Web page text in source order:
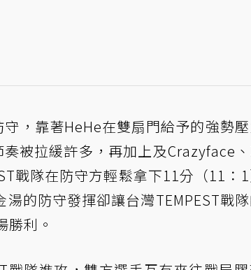
，靠著HeHe在雙扇門給予的強勢
被拉緩許多，再加上及Crazyface
戰隊在防守方輕鬆拿下11分（11：
的防守發揮卻讓台灣TEMPEST戰
利。